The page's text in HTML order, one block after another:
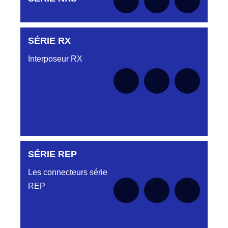
le moment
Aucune pièce disponible pour cette série pour
SÉRIE RX
Interposeur RX
Aucune pièce disponible pour cette série pour
SÉRIE REP
Les connecteurs série
REP